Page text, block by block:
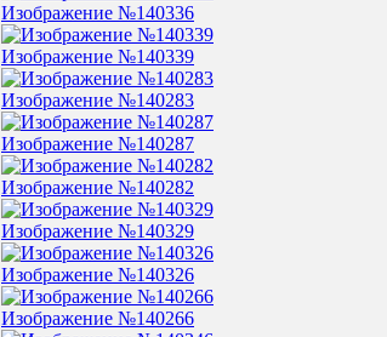
Изображение №140336
Изображение №140339
Изображение №140283
Изображение №140287
Изображение №140282
Изображение №140329
Изображение №140326
Изображение №140266